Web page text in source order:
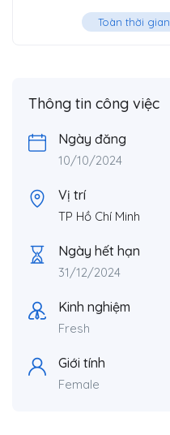
Toàn thời gian
Thông tin công việc
Ngày đăng
10/10/2024
Vị trí
TP Hồ Chí Minh
Ngày hết hạn
31/12/2024
Kinh nghiệm
Fresh
Giới tính
Female